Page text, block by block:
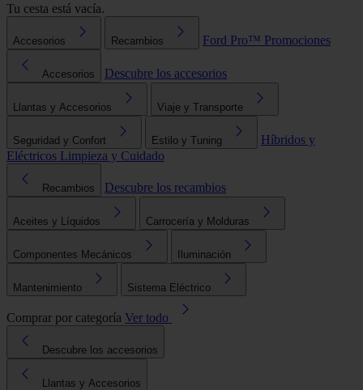
Tu cesta está vacía.
Accesorios Recambios Ford Pro™ Promociones
Accesorios Descubre los accesorios
Llantas y Accesorios Viaje y Transporte
Seguridad y Confort Estilo y Tuning
Híbridos y
Eléctricos Limpieza y Cuidado
Recambios Descubre los recambios
Aceites y Líquidos Carrocería y Molduras
Componentes Mecánicos Iluminación
Mantenimiento Sistema Eléctrico
Comprar por categoría Ver todo
Descubre los accesorios
Llantas y Accesorios